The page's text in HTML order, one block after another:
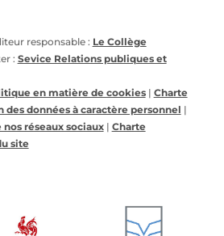
responsable : Le Collège
: Sevice Relations publiques et
en matière de cookies| Charte
données à caractère personnel |
réseaux sociaux| Charte
site